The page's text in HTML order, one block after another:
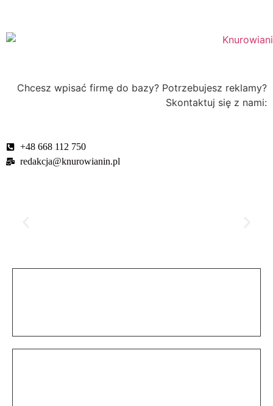
Chcesz wpisać firmę do bazy? Potrzebujesz reklamy?
Skontaktuj się z nami:
+48 668 112 750
redakcja@knurowianin.pl